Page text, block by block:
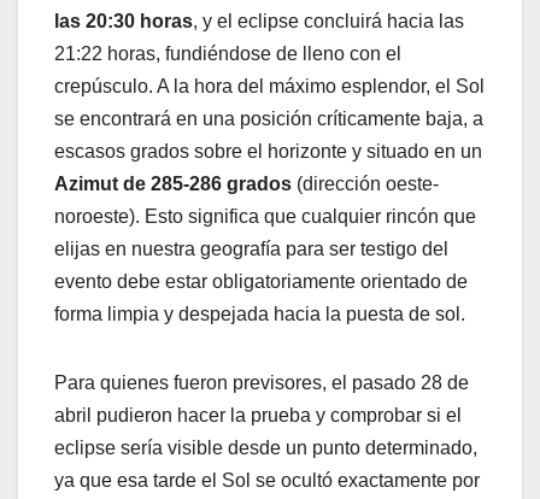
las 20:30 horas, y el eclipse concluirá hacia las
21:22 horas, fundiéndose de lleno con el
crepúsculo. A la hora del máximo esplendor, el Sol
se encontrará en una posición críticamente baja, a
escasos grados sobre el horizonte y situado en un
Azimut de 285-286 grados (dirección oeste-
noroeste). Esto significa que cualquier rincón que
elijas en nuestra geografía para ser testigo del
evento debe estar obligatoriamente orientado de
forma limpia y despejada hacia la puesta de sol.
Para quienes fueron previsores, el pasado 28 de
abril pudieron hacer la prueba y comprobar si el
eclipse sería visible desde un punto determinado,
ya que esa tarde el Sol se ocultó exactamente por